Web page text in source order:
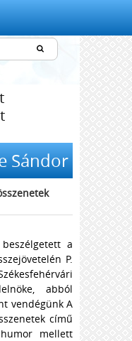
Sándor
a
P.
abból
vendégünk A
című
mellett